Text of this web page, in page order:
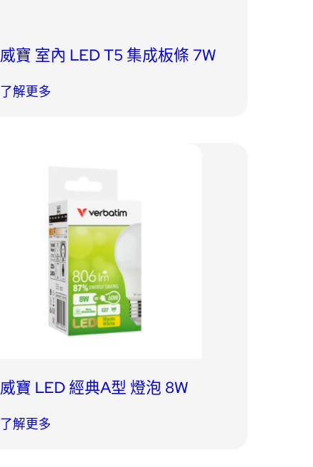
威寶 室內 LED T5 集成板條 7W
了解更多
威寶 LED 經典A型 燈泡 8W
了解更多